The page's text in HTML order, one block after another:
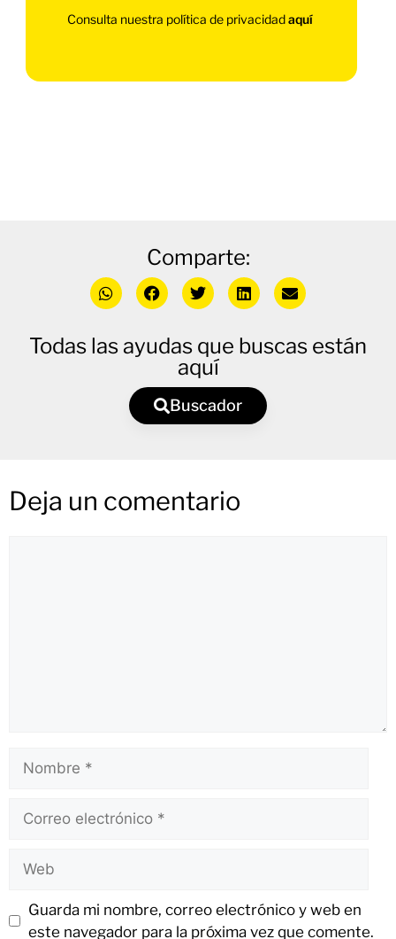
Consulta nuestra política de privacidadaquí
Comparte:
Todas las ayudas que buscas están
aquí
Buscador
Deja un comentario
Guarda mi nombre, correo electrónico y web en
este navegador para la próxima vez que comente.